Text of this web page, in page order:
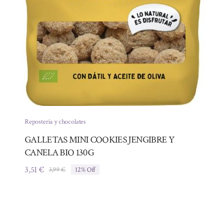
Repostería y chocolates
GALLETAS MINI COOKIES JENGIBRE Y
CANELA BIO 130G
3,99€El
3,51€
El
12% Off